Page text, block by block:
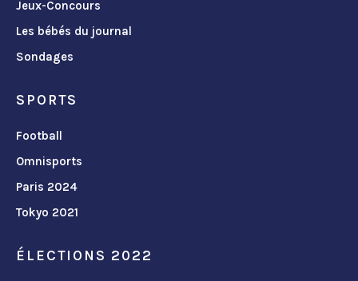
Jeux-Concours
Les bébés du journal
Sondages
SPORTS
Football
Omnisports
Paris 2024
Tokyo 2021
ÉLECTIONS 2022